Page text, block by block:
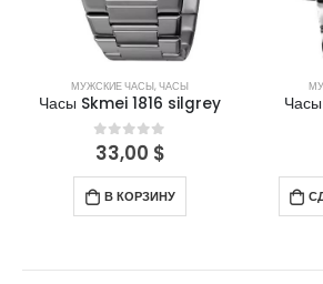
МУЖСКИЕ ЧАСЫ,ЧАСЫ
Часы Skmei 1816 silgrey
0out of 5
33,00 $
В КОРЗИНУ